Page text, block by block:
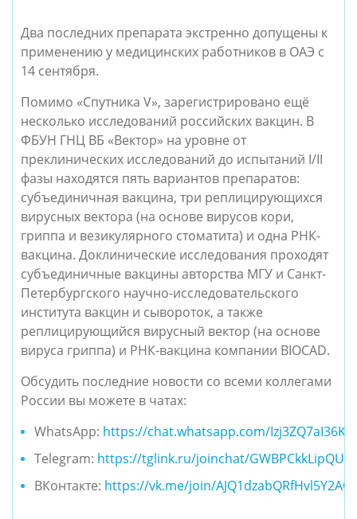
Два последних препарата экстренно допущены к
применению у медицинских работников в ОАЭ с
14 сентября.
Помимо «Спутника V», зарегистрировано ещё
несколько исследований российских вакцин. В
ФБУН ГНЦ ВБ «Вектор» на уровне от
преклинических исследований до испытаний I/II
фазы находятся пять вариантов препаратов:
субъединичная вакцина, три реплицирующихся
вирусных вектора (на основе вирусов кори,
гриппа и везикулярного стоматита) и одна РНК-
вакцина. Доклинические исследования проходят
субъединичные вакцины авторства МГУ и Санкт-
Петербургского научно-исследовательского
института вакцин и сывороток, а также
реплицирующийся вирусный вектор (на основе
вируса гриппа) и РНК-вакцина компании BIOCAD.
Обсудить последние новости со всеми коллегами
России вы можете в чатах:
WhatsApp: https://chat.whatsapp.com/
Telegram: https://tglink.ru/joinchat/
ВКонтакте: https://vk.me/join/